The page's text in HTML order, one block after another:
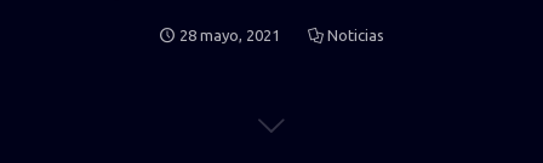
28 mayo, 2021 Noticias